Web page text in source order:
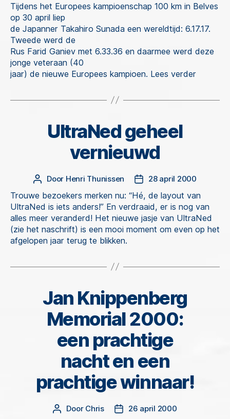
Tijdens het Europees kampioenschap 100 km in Belves
op 30 april liep
de Japanner Takahiro Sunada een wereldtijd: 6.17.17.
Tweede werd de
Rus Farid Ganiev met 6.33.36 en daarmee werd deze
jonge veteraan (40
jaar) de nieuwe Europees kampioen. Lees verder
Categorieën
UltraNed geheel
vernieuwd
Berichtauteur
Door Henri Thunissen Berichtdatum
28 april 2000
Trouwe bezoekers merken nu: “Hé, de layout van
UltraNed is iets anders!” En verdraaid, er is nog van
alles meer veranderd! Het nieuwe jasje van UltraNed
(zie het naschrift) is een mooi moment om even op het
afgelopen jaar terug te blikken.
Categorieën
Jan Knippenberg
Memorial 2000:
een prachtige
nacht en een
prachtige winnaar!
Berichtauteur
Door Chris Berichtdatum
26 april 2000